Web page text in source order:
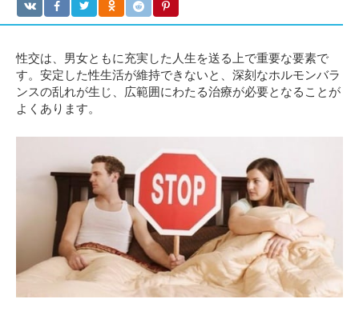
性交は、男女ともに充実した人生を送る上で重要な要素で
す。安定した性生活が維持できないと、深刻なホルモンバラ
ンスの乱れが生じ、広範囲にわたる治療が必要となることが
よくあります。